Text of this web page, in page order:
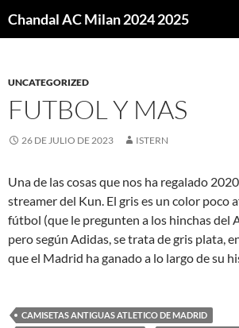
Chandal AC Milan 2024 2025
UNCATEGORIZED
FUTBOL Y MAS
26 DE JULIO DE 2023 ISTERN
Una de las cosas que nos ha regalado
streamer del Kun. El gris es un color poco
fútbol (que le pregunten a los hinchas del
pero según Adidas, se trata de gris plata,
que el Madrid ha ganado a lo largo de su
CAMISETAS ANTIGUAS ATLETICO DE MADRID